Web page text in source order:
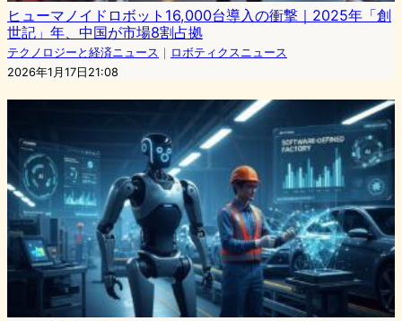
ヒューマノイドロボット16,000台導入の衝撃｜2025年「創
世記」年、中国が市場8割占拠
テクノロジーと経済ニュース ｜ ロボティクスニュース
2026年1月17日21:08